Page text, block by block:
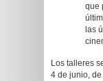
que
las
Los talleres
4 de junio,